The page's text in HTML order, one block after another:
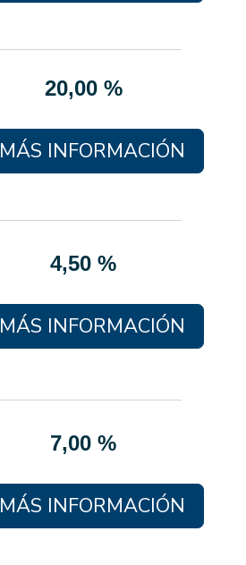
20,00 %
MÁS INFORMACIÓN
4,50 %
MÁS INFORMACIÓN
7,00 %
MÁS INFORMACIÓN